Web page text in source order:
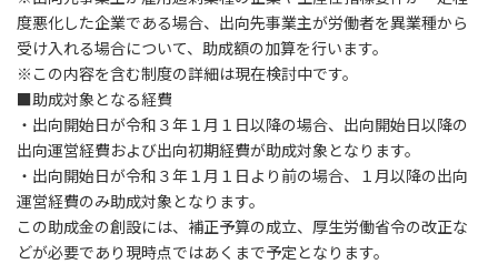
度悪化した企業である場合、出向先事業主が労働者を異業種から
受け入れる場合について、助成額の加算を行います。
※この内容を含む制度の詳細は現在検討中です。
■助成対象となる経費
・出向開始日が令和３年１月１日以降の場合、出向開始日以降の
出向運営経費および出向初期経費が助成対象となります。
・出向開始日が令和３年１月１日より前の場合、１月以降の出向
運営経費のみ助成対象となります。
この助成金の創設には、補正予算の成立、厚生労働省令の改正な
どが必要であり現時点ではあくまで予定となります。